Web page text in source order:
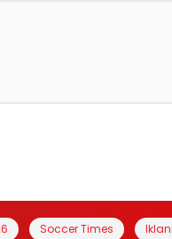
Soccer Times